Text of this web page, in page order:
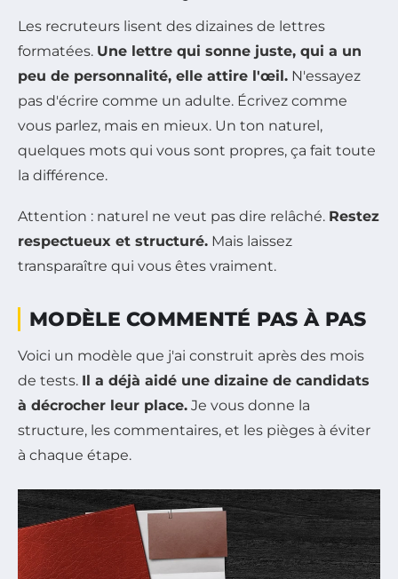
Les recruteurs lisent des dizaines de lettres
formatées. Une lettre qui sonne juste, qui a un
peu de personnalité, elle attire l'œil. N'essayez
pas d'écrire comme un adulte. Écrivez comme
vous parlez, mais en mieux. Un ton naturel,
quelques mots qui vous sont propres, ça fait toute
la différence.
Attention : naturel ne veut pas dire relâché. Restez
respectueux et structuré. Mais laissez
transparaître qui vous êtes vraiment.
MODÈLE COMMENTÉ PAS À PAS
Voici un modèle que j'ai construit après des mois
de tests. Il a déjà aidé une dizaine de candidats
à décrocher leur place. Je vous donne la
structure, les commentaires, et les pièges à éviter
à chaque étape.